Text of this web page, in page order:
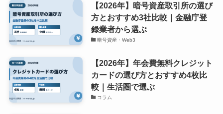
【2026年】暗号資産取引所の選び
方とおすすめ3社比較｜金融庁登
録業者から選ぶ
暗号資産・Web3
【2026年】年会費無料クレジット
カードの選び方とおすすめ4枚比
較｜生活圏で選ぶ
コラム